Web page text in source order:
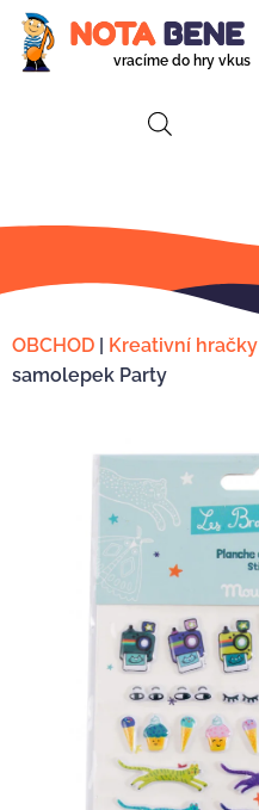
vracíme do hry vkus
OBCHOD | Kreativní hračky
samolepek Party